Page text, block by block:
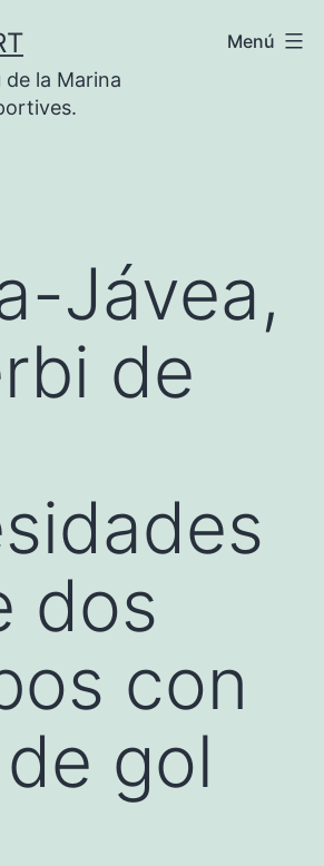
la Marina
Menú
Jávea,
de
dos
con
gol